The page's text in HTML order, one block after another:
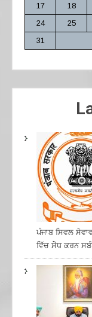
17
18
24
25
31
ਪੰਜਾਬ ਸਿਵਲ
ਵਿੱਚ ਸੇੋਧ ਕਰਨ